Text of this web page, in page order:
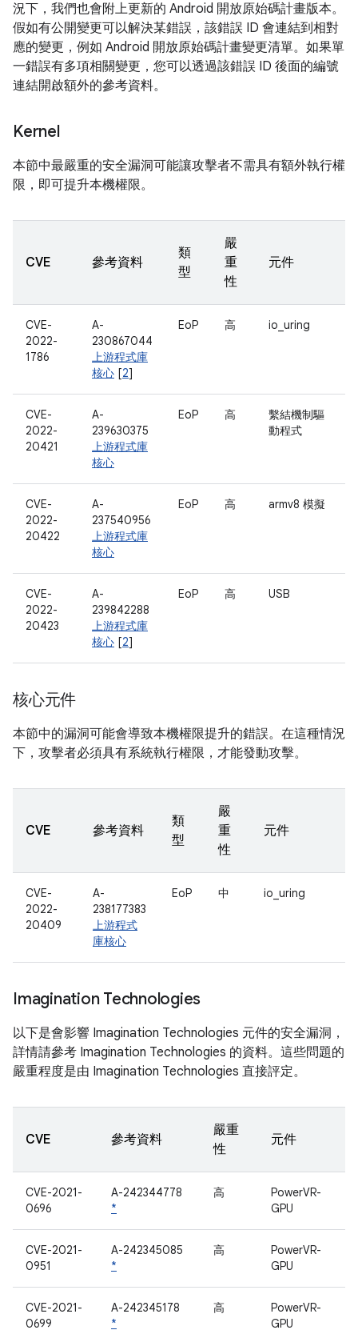
況下，我們也會附上更新的 Android 開放原始碼計畫版本。
假如有公開變更可以解決某錯誤，該錯誤 ID 會連結到相對
應的變更，例如 Android 開放原始碼計畫變更清單。如果單
一錯誤有多項相關變更，您可以透過該錯誤 ID 後面的編號
連結開啟額外的參考資料。
Kernel
本節中最嚴重的安全漏洞可能讓攻擊者不需具有額外執行權
限，即可提升本機權限。
CVE 參考資料
類
型
嚴
重
性
元件
CVE-
2022-
1786
A-
230867044
上游程式庫
核心 [2]
EoP 高 io_uring
CVE-
2022-
20421
A-
239630375
上游程式庫
核心
EoP 高
繫結機制驅
動程式
CVE-
2022-
20422
A-
237540956
上游程式庫
核心
EoP 高 armv8 模擬
CVE-
2022-
20423
A-
239842288
上游程式庫
核心 [2]
EoP 高 USB
核心元件
本節中的漏洞可能會導致本機權限提升的錯誤。在這種情況
下，攻擊者必須具有系統執行權限，才能發動攻擊。
CVE 參考資料
類
型
嚴
重
性
元件
CVE-
2022-
20409
A-
238177383
上游程式
庫核心
EoP 中 io_uring
Imagination Technologies
以下是會影響 Imagination Technologies 元件的安全漏洞，
詳情請參考 Imagination Technologies 的資料。這些問題的
嚴重程度是由 Imagination Technologies 直接評定。
CVE 參考資料
嚴重
性
元件
CVE-2021-
0696
A-242344778
*
高
PowerVR-
GPU
CVE-2021-
0951
A-242345085
*
高
PowerVR-
GPU
CVE-2021-
0699
A-242345178
*
高
PowerVR-
GPU